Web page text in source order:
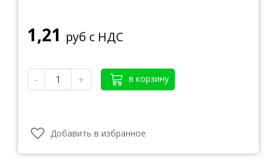
1,21 руб с НДС
- + в корзину
Добавить в избранное